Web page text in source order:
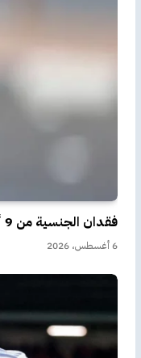
فقدان الجنسية من 9 أشخاص
6 أغسطس، 2026